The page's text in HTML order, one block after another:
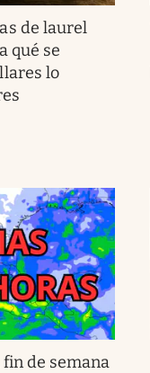
de laurel
qué se
lo
fin de semana